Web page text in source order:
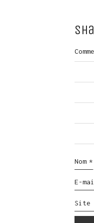
Nom *
E-
Site